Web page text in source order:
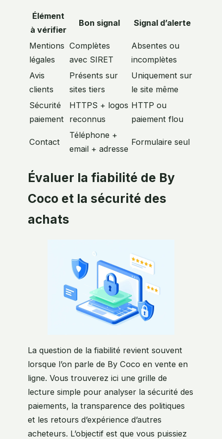
Élément
à vérifier
Bon signal Signal d’alerte
Mentions
légales
Complètes
avec SIRET
Absentes ou
incomplètes
Avis
clients
Présents sur
sites tiers
Uniquement sur
le site même
Sécurité
paiement
HTTPS + logos
reconnus
HTTP ou
paiement flou
Contact
Téléphone +
email + adresse
Formulaire seul
Évaluer la fiabilité de By
Coco et la sécurité des
achats
La question de la fiabilité revient souvent
lorsque l’on parle de By Coco en vente en
ligne. Vous trouverez ici une grille de
lecture simple pour analyser la sécurité des
paiements, la transparence des politiques
et les retours d’expérience d’autres
acheteurs. L’objectif est que vous puissiez